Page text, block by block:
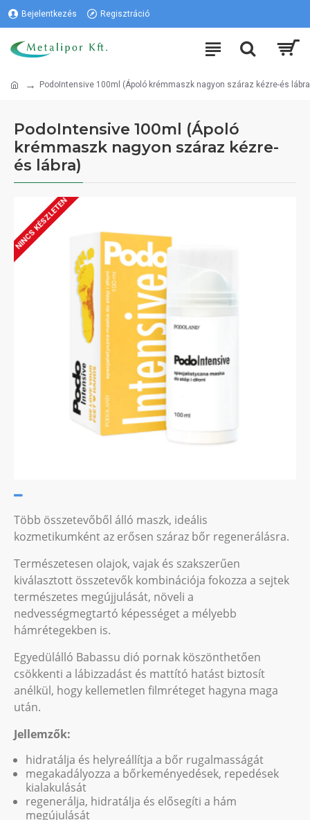
Bejelentkezés Regisztráció
PodoIntensive 100ml (Ápoló krémmaszk nagyon száraz kézre-és
PodoIntensive 100ml (Ápoló
krémmaszk nagyon száraz kézre-
és lábra)
NINCS KÉSZLETEN
Több összetevőből álló maszk, ideális
kozmetikumként az erősen száraz bőr regenerálásra.
Természetesen olajok, vajak és szakszerűen
kiválasztott összetevők kombinációja fokozza a sejtek
természetes megújjulását, növeli a
nedvességmegtartó képességet a mélyebb
hámrétegekben is.
Egyedülálló Babassu dió pornak köszönthetően
csökkenti a lábizzadást és mattító hatást biztosít
anélkül, hogy kellemetlen filmréteget hagyna maga
után.
Jellemzők:
hidratálja és helyreállítja a bőr rugalmasságát
megakadályozza a bőrkeményedések, repedések
kialakulását
regenerálja, hidratálja és elősegíti a hám
megújulását